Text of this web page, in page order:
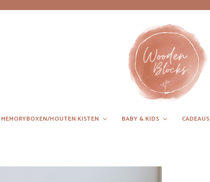
MEMORYBOXEN/HOUTEN KISTEN BABY & KIDS CADEAUS